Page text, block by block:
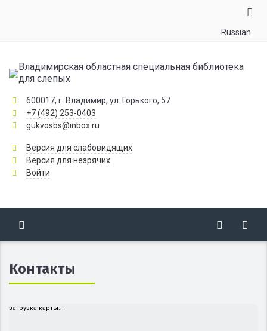
Russian
Владимирская областная специальная библиотека
для слепых
600017, г. Владимир, ул. Горького, 57
+7 (492) 253-0403
gukvosbs@inbox.ru
Версия для слабовидящих
Версия для незрячих
Войти
Контакты
загрузка карты...